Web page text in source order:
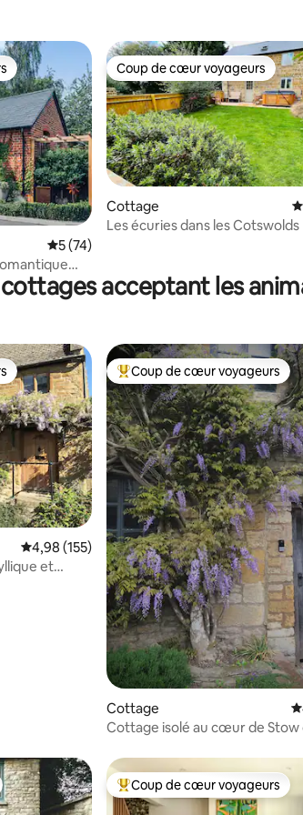
plus appréciés
Évaluation moyenne sur la base de 74
5 (74)
bois
Coup de cœur voyageurs
Coup de cœur voyageurs
Cottage
Les écuries dans les Cotswolds
acceptant les
: 4,97 sur 5
plus appréciés
Évaluation moyenne sur la base de 155
4,98 (155)
et
Coups de cœur voyageurs les
Coup de cœur voyageurs
Cottage
Cottage isolé au cœur de Stow
Coups de cœur voyageurs les
Coup de cœur voyageurs